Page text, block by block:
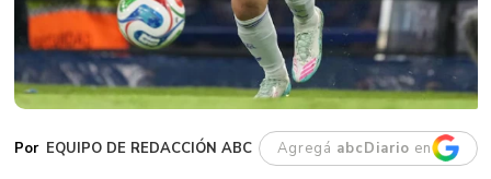
EQUIPO DE REDACCIÓN ABC Agregá abcDiario en